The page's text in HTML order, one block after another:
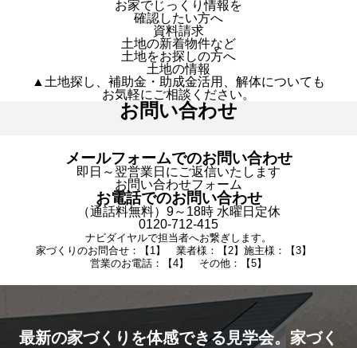
お家でじっくり情報を
確認したい方へ
資料請求
土地の新着物件など
土地をお探しの方へ
土地の情報
▲土地探し、補助金・助成金活用、解体についても
お気軽にご相談ください。
お問い合わせ
メールフォームでのお問い合わせ
即日～翌営業日にご返信いたします
お問い合わせフォーム
お電話でのお問い合わせ
（通話料無料）9～18時 水曜日定休
0120-712-415
ナビダイヤルで担当者へお繋ぎします。
家づくりのお問合せ：【1】 業者様：【2】施主様：【3】
営業のお電話：【4】 その他：【5】
最新の家づくりを体感できる見学会。家づく